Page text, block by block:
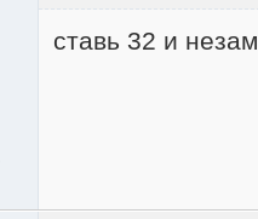
ставь 32 и